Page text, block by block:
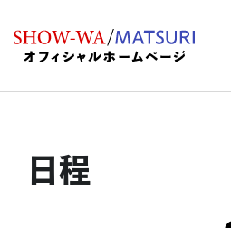
日程